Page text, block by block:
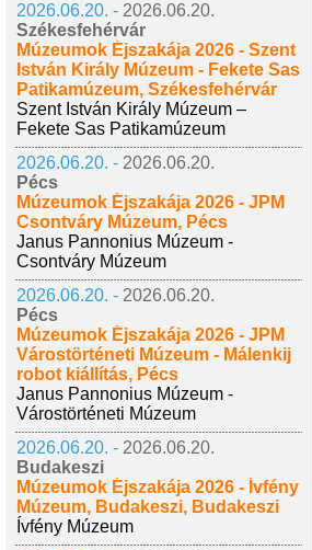
2026.06.20. - 2026.06.20.
Székesfehérvár
Múzeumok Éjszakája 2026 - Szent
István Király Múzeum - Fekete Sas
Patikamúzeum, Székesfehérvár
Szent István Király Múzeum –
Fekete Sas Patikamúzeum
2026.06.20. - 2026.06.20.
Pécs
Múzeumok Éjszakája 2026 - JPM
Csontváry Múzeum, Pécs
Janus Pannonius Múzeum -
Csontváry Múzeum
2026.06.20. - 2026.06.20.
Pécs
Múzeumok Éjszakája 2026 - JPM
Várostörténeti Múzeum - Málenkij
robot kiállítás, Pécs
Janus Pannonius Múzeum -
Várostörténeti Múzeum
2026.06.20. - 2026.06.20.
Budakeszi
Múzeumok Éjszakája 2026 - Ívfény
Múzeum, Budakeszi, Budakeszi
Ívfény Múzeum